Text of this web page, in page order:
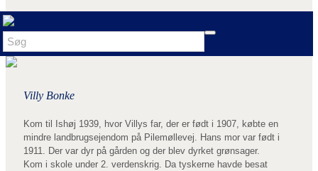
Villy Bonke
Kom til Ishøj 1939, hvor Villys far, der er født i 1907, købte en
mindre landbrugsejendom på Pilemøllevej. Hans mor var født i
1911. Der var dyr på gården og der blev dyrket grønsager.
Kom i skole under 2. verdenskrig. Da tyskerne havde besat